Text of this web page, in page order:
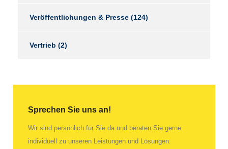
Veröffentlichungen & Presse (124)
Vertrieb (2)
Sprechen Sie uns an!
Wir sind persönlich für Sie da und beraten Sie gerne
individuell zu unseren Leistungen und Lösungen.